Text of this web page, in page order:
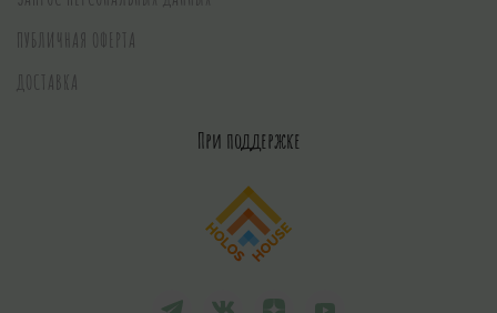
ПУБЛИЧНАЯ ОФЕРТА
ДОСТАВКА
При поддержке